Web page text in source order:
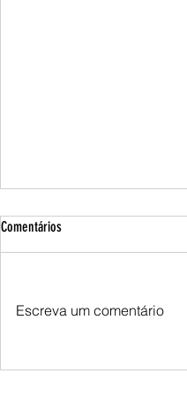
Comentários
Escreva um comentário